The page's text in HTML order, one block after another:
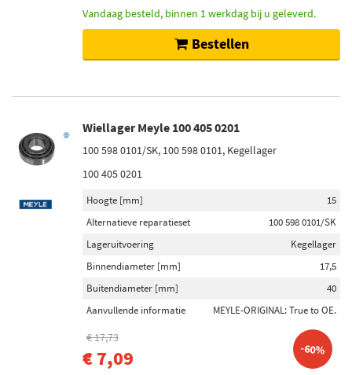
Vandaag besteld, binnen 1 werkdag bij u geleverd.
Bestellen
Wiellager Meyle 100 405 0201
100 598 0101/SK, 100 598 0101, Kegellager
100 405 0201
Hoogte [mm]
15
Alternatieve reparatieset
100 598 0101/SK
Lageruitvoering
Kegellager
Binnendiameter [mm]
17,5
Buitendiameter [mm]
40
Aanvullende informatie
MEYLE-ORIGINAL: True to OE.
€ 17,73
€ 7,09 -60%